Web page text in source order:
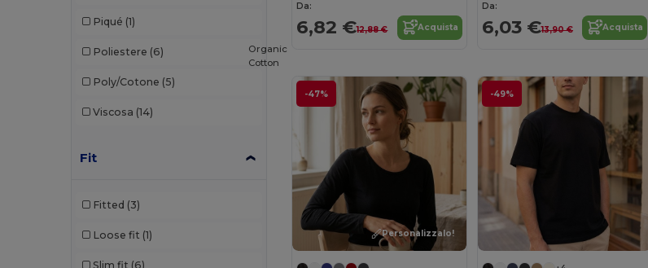
Piccolio
Premier (2)
Proact (25)
Produkt JACK & JONES
Regatta
Rimeck (11)
Roly (85)
Piqué (1)
Poliestere (6)
Poly/Cotone (5)
Viscosa (14)
Fit
Fitted (3)
Loose fit (1)
Slim fit (6)
Da:
6,82 €12,88 € Acquista
Da:
6,03 €13,90 € Acquista
-47%
Organic
Cotton
Personalizzalo!
-49%